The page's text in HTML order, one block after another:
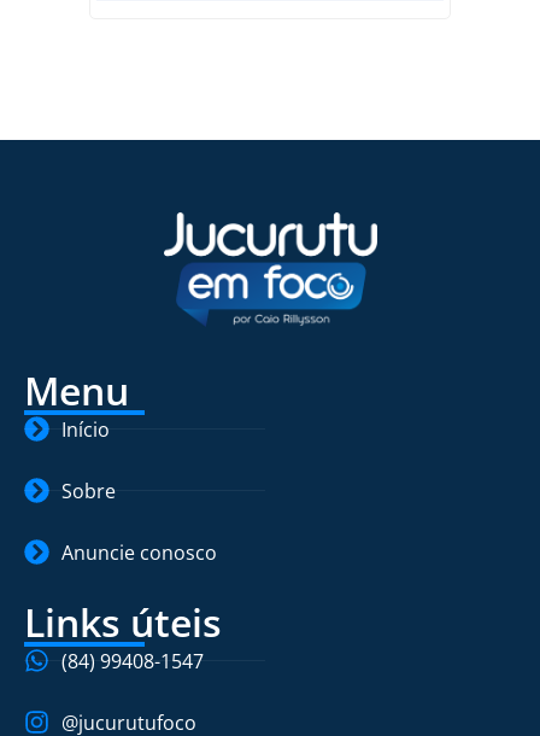
Menu
Início
Sobre
Anuncie conosco
Links úteis
(84) 99408-1547
@jucurutufoco